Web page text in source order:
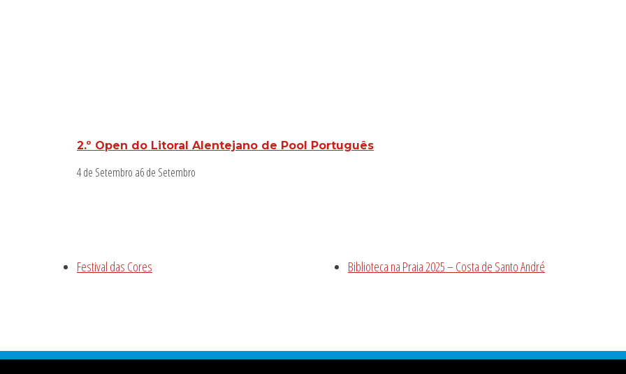
2.º Open do Litoral Alentejano de Pool Português
4 de Setembro a6 de Setembro
Festival das Cores Biblioteca na Praia 2025 – Costa de Santo André